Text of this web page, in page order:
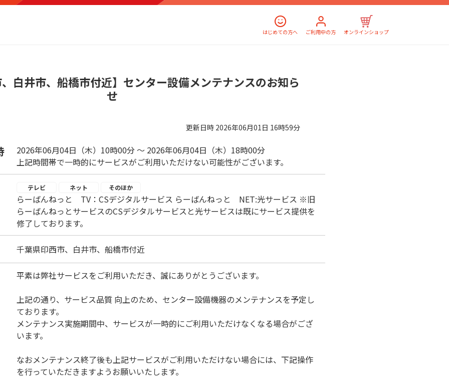
はじめての方へ ご利用中の方 オンラインショップ
白井市、船橋市付近】センター設備メンテナンスのお知ら
せ
更新日時 2026年06月01日 16時59分
2026年06月04日（木）10時00分 ～ 2026年06月04日（木）18時00分
上記時間帯で一時的にサービスがご利用いただけない可能性がございます。
テレビ ネット そのほか
らーばんねっと TV：CSデジタルサービス らーばんねっと NET:光サービス ※旧
らーばんねっとサービスのCSデジタルサービスと光サービスは既にサービス提供を
修了しております。
千葉県印西市、白井市、船橋市付近
平素は弊社サービスをご利用いただき、誠にありがとうございます。
上記の通り、サービス品質 向上のため、センター設備機器のメンテナンスを予定し
ております。
メンテナンス実施期間中、サービスが一時的にご利用いただけなくなる場合がござ
います。
なおメンテナンス終了後も上記サービスがご利用いただけない場合には、下記操作
を行っていただきますようお願いいたします。